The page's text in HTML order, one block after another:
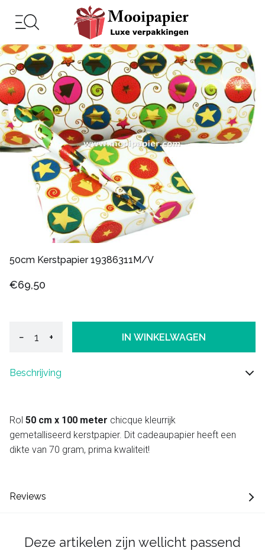
50cm Kerstpapier 19386311M/V
€69,50
− + IN WINKELWAGEN
Beschrijving
Rol 50 cm x 100 meter chicque kleurrijk
gemetalliseerd kerstpapier. Dit cadeaupapier heeft een
dikte van 70 gram, prima kwaliteit!
Reviews
Deze artikelen zijn wellicht passend